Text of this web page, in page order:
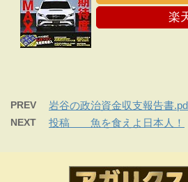
楽
PREV 岩谷の政治資金収支報告書
NEXT 投稿 魚を食えよ日本人！